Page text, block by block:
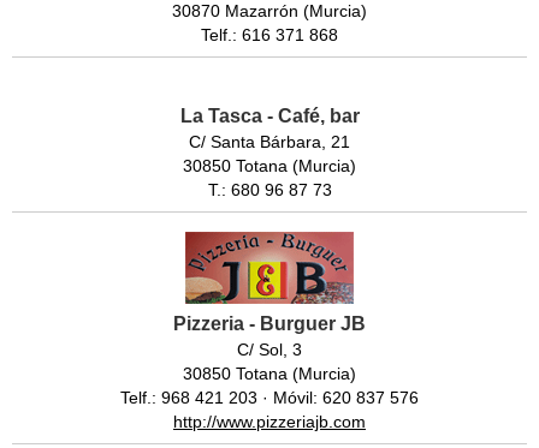
30870 Mazarrón (Murcia)
Telf.: 616 371 868
La Tasca - Café, bar
C/ Santa Bárbara, 21
30850 Totana (Murcia)
T.: 680 96 87 73
Pizzeria - Burguer JB
C/ Sol, 3
30850 Totana (Murcia)
Telf.: 968 421 203 · Móvil: 620 837 576
http://www.pizzeriajb.com